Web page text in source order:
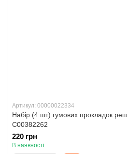
Артикул: 00000022334
Набір (4 шт) гумових прокладок
C00382262
220 грн
В наявності